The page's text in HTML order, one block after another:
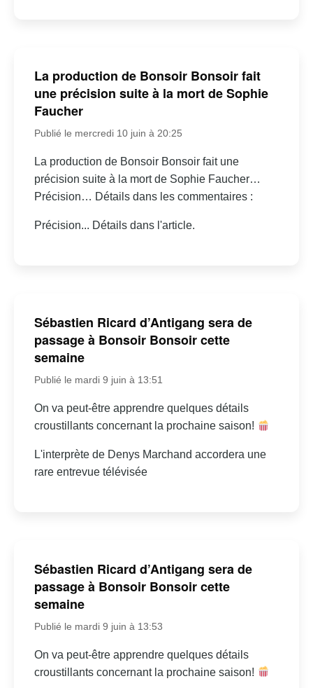
La production de Bonsoir Bonsoir fait
une précision suite à la mort de Sophie
Faucher
Publié le mercredi 10 juin à 20:25
La production de Bonsoir Bonsoir fait une
précision suite à la mort de Sophie Faucher…
Précision… Détails dans les commentaires :
Précision... Détails dans l'article.
Sébastien Ricard d’Antigang sera de
passage à Bonsoir Bonsoir cette
semaine
Publié le mardi 9 juin à 13:51
On va peut-être apprendre quelques détails
croustillants concernant la prochaine saison!
L'interprète de Denys Marchand accordera une
rare entrevue télévisée
Sébastien Ricard d’Antigang sera de
passage à Bonsoir Bonsoir cette
semaine
Publié le mardi 9 juin à 13:53
On va peut-être apprendre quelques détails
croustillants concernant la prochaine saison!